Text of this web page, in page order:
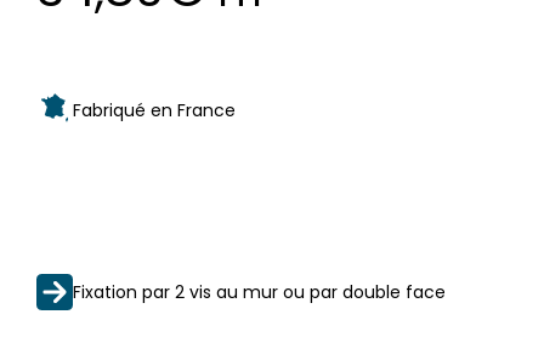
Fabriqué en France
Fixation par 2 vis au mur ou par double face